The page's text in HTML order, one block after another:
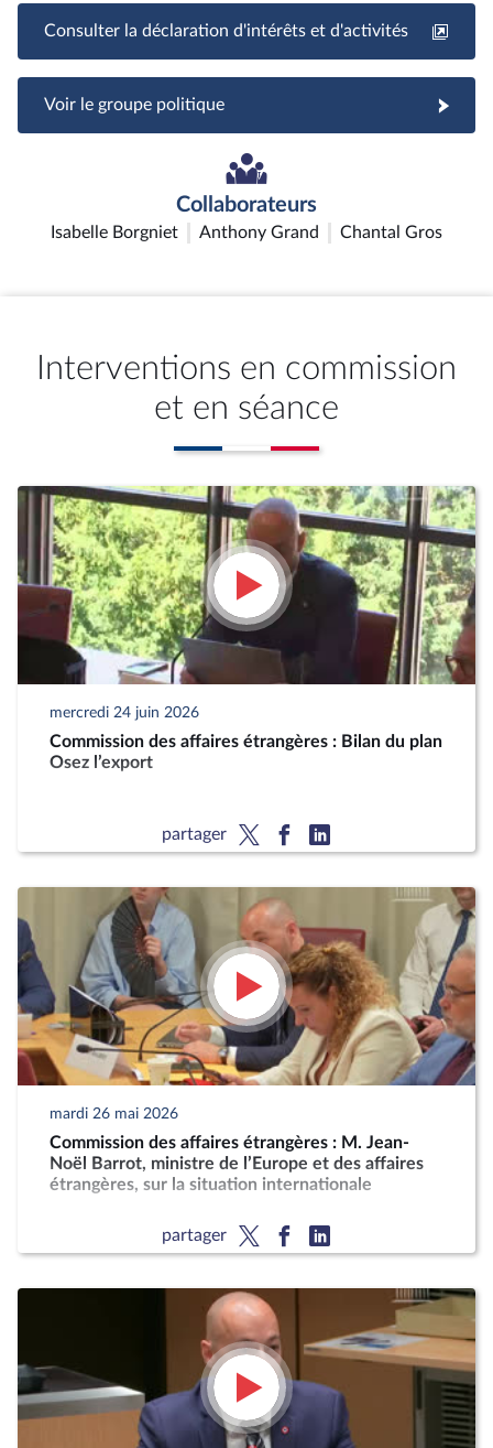
Consulter la déclaration d'intérêts et d'activités
Voir le groupe politique
Collaborateurs
Isabelle Borgniet Anthony Grand Chantal Gros
Interventions en commission
et en séance
mercredi 24 juin 2026
Commission des affaires étrangères : Bilan du plan
Osez l’export
partager
mardi 26 mai 2026
Commission des affaires étrangères : M. Jean-
Noël Barrot, ministre de l’Europe et des affaires
étrangères, sur la situation internationale
partager